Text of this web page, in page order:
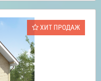
ХИТ ПРОДАЖ